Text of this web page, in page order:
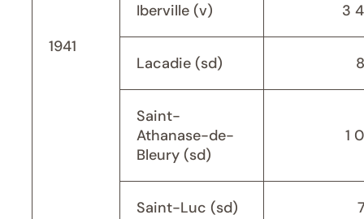
1941
Iberville (v) 3
Lacadie (sd)
Saint-
Athanase-de-
Bleury (sd)
1
Saint-Luc (sd)